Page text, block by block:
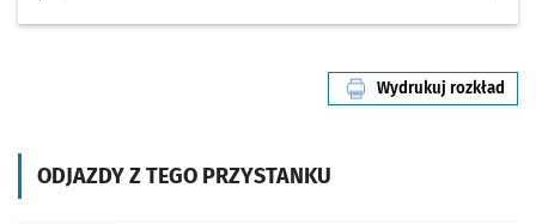
(Główna)
Przystanek na życzenie Sprawdź
Brodzka
Wydrukuj rozkład
linii nr 103
ODJAZDY Z TEGO PRZYSTANKU